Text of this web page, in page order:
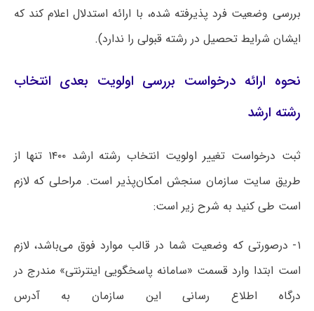
بررسی وضعیت فرد پذیرفته شده، با ارائه استدلال اعلام کند که
ایشان شرایط تحصیل در رشته قبولی را ندارد).
نحوه ارائه درخواست بررسی اولویت بعدی انتخاب
رشته ارشد
ثبت درخواست تغییر اولویت انتخاب رشته ارشد ۱۴۰۰ تنها از
طریق سایت سازمان سنجش امکان‌پذیر است. مراحلی که لازم
است طی کنید به شرح زیر است:
۱- درصورتی که وضعیت شما در قالب موارد فوق می‌باشد، لازم
است ابتدا وارد قسمت «سامانه پاسخگویی اینترنتی» مندرج در
درگاه اطلاع رسانی این سازمان به آدرس